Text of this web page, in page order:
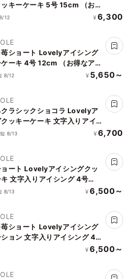
キーケーキ 5号 15cm （お得
ングセットです） ＊アイシン
12 ¥ 6,300
ショート Lovelyアイシング
ーキ 4号 12cm （お得なアイ
ットです） ＊アイシングデコ
8/12 ¥ 5,650～
クラシックショコラ Lovelyア
ッキーケーキ 文字入りアイ
15cm （お得なアイシングセ
8/13 ¥ 6,700
ート Lovelyアイシングクッ
文字入りアイシング 4号
得なアイシングセットです）
8/13 ¥ 6,500～
ショート Lovelyアイシング
ョン 文字入りアイシング 4
お得なアイシングセットで
¥ 6,500～